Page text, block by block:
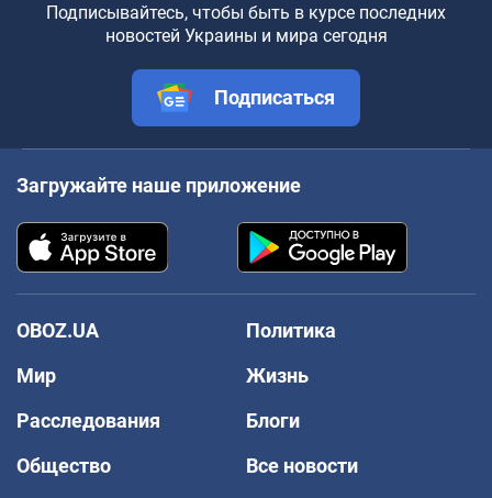
Подписывайтесь, чтобы быть в курсе последних
новостей Украины и мира сегодня
Подписаться
Загружайте наше приложение
OBOZ.UA
Политика
Мир
Жизнь
Расследования
Блоги
Общество
Все новости